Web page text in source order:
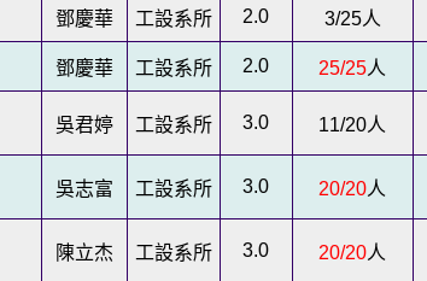
鄧慶華 工設系所 2.0 3/25人
鄧慶華 工設系所 2.0 25/25人
吳君婷 工設系所 3.0 11/20人
吳志富 工設系所 3.0 20/20人
陳立杰 工設系所 3.0 20/20人